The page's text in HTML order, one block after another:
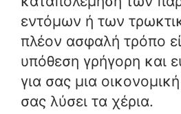
εντόμων ή των
πλέον ασφαλή τρόπο
υπόθεση γρήγορη και
για σας μια
σας λύσει τα χέρια.